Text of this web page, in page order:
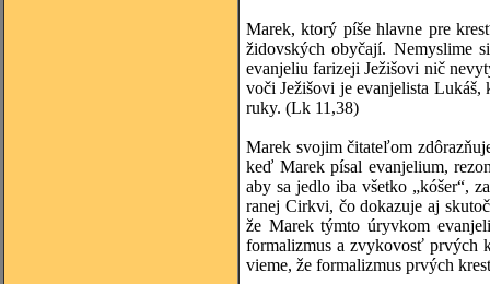
Marek, ktorý píše hlavne pre
židovských obyčají. Nemyslime
evanjeliu farizeji Ježišovi nič
voči Ježišovi je evanjelista
ruky. (Lk 11,38)
Marek svojim čitateľom
keď Marek písal evanjelium,
aby sa jedlo iba všetko „kóšer“,
ranej Cirkvi, čo dokazuje aj
že Marek týmto úryvkom
formalizmus a zvykovosť prvých
vieme, že formalizmus prvých